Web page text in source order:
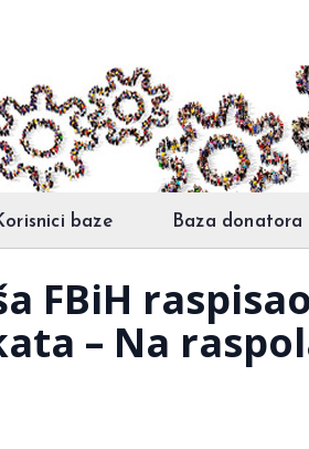
baze Baza donatora
FBiH
– Na